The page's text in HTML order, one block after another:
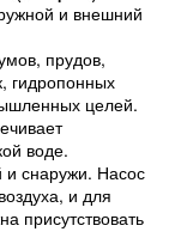
и внешний
прудов,
гидропонных
целей.
воде.
и снаружи. Насос
и для
присутствовать